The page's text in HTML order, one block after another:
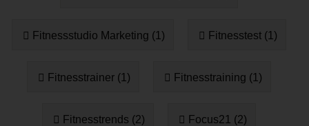
Fitnessstudio Marketing (1) Fitnesstest (1)
Fitnesstrainer (1) Fitnesstraining (1)
Fitnesstrends (2) Focus21 (2)